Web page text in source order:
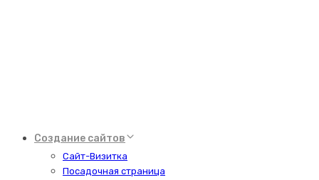
Создание сайтов
Сайт-Визитка
Посадочная страница